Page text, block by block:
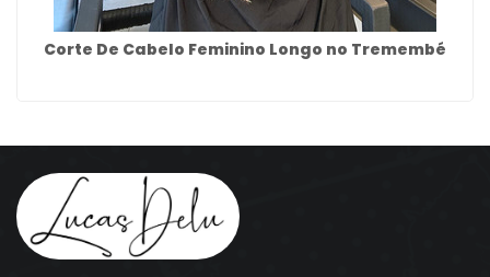
Corte De Cabelo Feminino Longo no Tremembé